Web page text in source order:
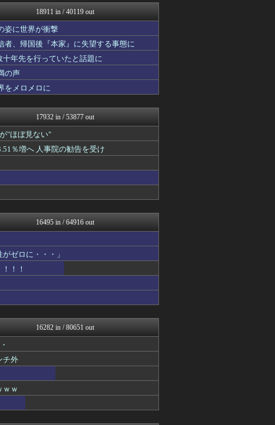
乃木坂46まとめ 乃木りん...
素敵な鬼女様
国難にあってもの申す！！
なんJクエスト
ネギ速
ラビット速報
かぞくちゃんねる
ボールパーク速報 海外の反...
ひま速(°∀°) -暇つぶ...
なんJクエスト
なんJ PRIDE
ぴこ速(〃'∇'〃)？
なんじぇいスタジアム＠なん...
mashlife通信
ネギ速
キニ速
坂道情報通～乃木坂46まと...
おうち速報
U-1 NEWS.
政経ワロスまとめニュース♪
パチンコ・パチスロ.com
わんこーる速報！
子育てちゃんねる
ネギ速
18911 in / 40119 out
姿に世界が衝撃
、帰国後『本家』に失望する事態に
年先を行っていたと話題に
の声
をメロメロに
17932 in / 53877 out
"ほぼ見ない"
％増へ 人事院の勧告を受け
16495 in / 64916 out
ゼロに・・・」
！！
16282 in / 80651 out
チ外
ｗｗ